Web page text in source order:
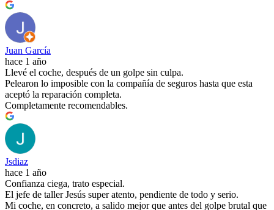
Juan García
hace 1 año
Llevé el coche, después de un golpe sin culpa.
Pelearon lo imposible con la compañía de seguros hasta que esta
aceptó la reparación completa.
Completamente recomendables.
Jsdiaz
hace 1 año
Confianza ciega, trato especial.
El jefe de taller Jesús super atento, pendiente de todo y serio.
Mi coche, en concreto, a salido mejor que antes del golpe brutal que